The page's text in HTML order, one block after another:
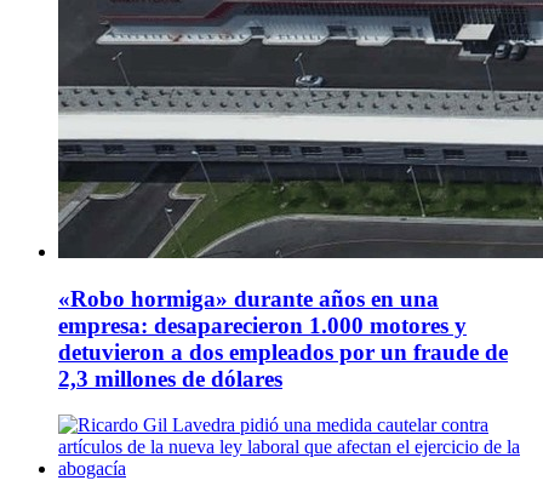
«Robo hormiga» durante años en una
empresa: desaparecieron 1.000 motores y
detuvieron a dos empleados por un fraude de
2,3 millones de dólares